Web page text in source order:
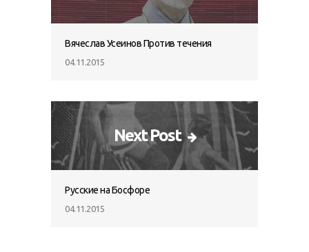
Вячеслав Усеинов Против течения
04.11.2015
Next Post
Русские на Босфоре
04.11.2015